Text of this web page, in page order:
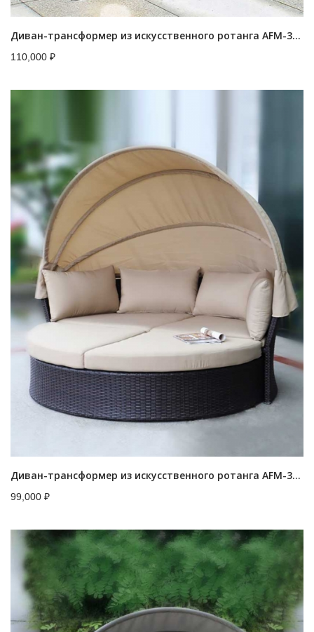
Диван-трансформер из искусственного ротанга AFM-320G Grey
110,000 ₽
Диван-трансформер из искусственного ротанга AFM-325B Brown
99,000 ₽